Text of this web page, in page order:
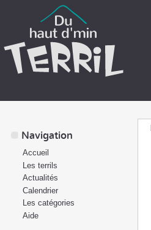
Navigation
Accueil
Les terrils
Actualités
Calendrier
Les catégories
Aide